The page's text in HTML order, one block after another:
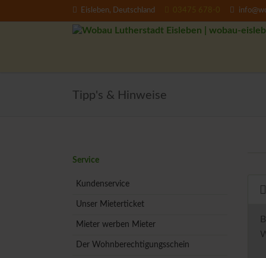
Eisleben, Deutschland 03475 678-0
Tipp's & Hinweise
Navigation
Service
Kundenservice
Unser Mieterticket
Mieter werben Mieter
Der Wohnberechtigungsschein